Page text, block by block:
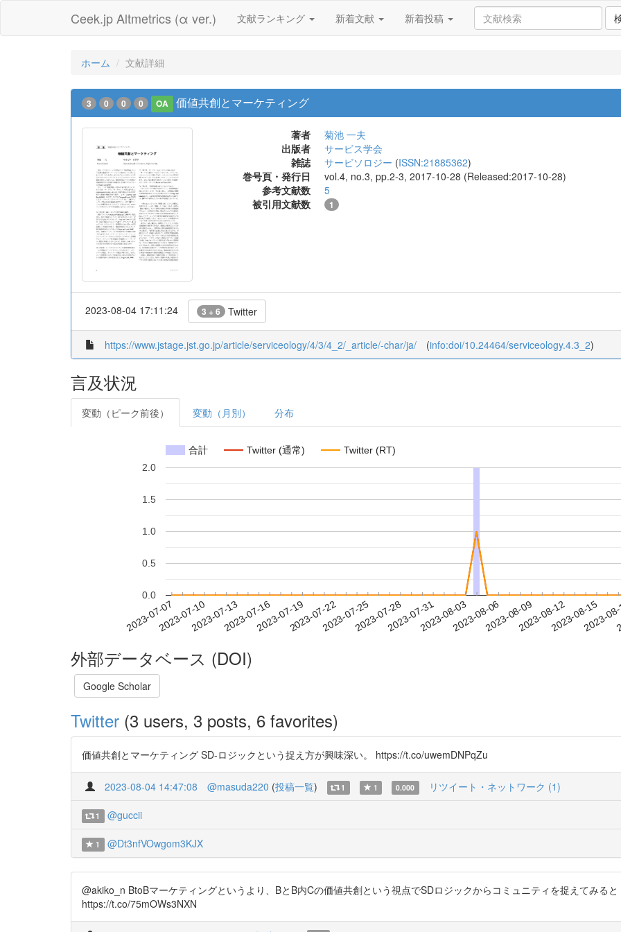
Ceek.jp Altmetrics (α ver.) 文献ランキング 新着文献 新着投稿
ホーム 文献詳細
3 0 0 0 OA 価値共創とマーケティング
著者
菊池 一夫
出版者
サービス学会
雑誌
サービソロジー (ISSN:21885362)
巻号頁・発行日
vol.4, no.3, pp.2-3, 2017-10-28 (Released:2017-10-28)
参考文献数
5
被引用文献数
1
2023-08-04 17:11:24 3 + 6 Twitter
https://www.jstage.jst.go.jp/article/serviceology/4/3/4_2/_article/-char/ja/ (info:doi/10.24464/serviceology.4.3_2)
言及状況
変動（ピーク前後） 変動（月別） 分布
合計 Twitter (通常) Twitter (RT)
2023-07-072023-07-102023-07-132023-07-162023-07-192023-07-222023-07-252023-07-282023-07-312023-08-032023-08-062023-08-092023-08-122023-08-15
2023-
0.0
0.5
1.0
1.5
2.0
外部データベース (DOI)
Google Scholar
Twitter (3 users, 3 posts, 6 favorites)
価値共創とマーケティング SD-ロジックという捉え方が興味深い。 https://t.co/uwemDNPqZu
2023-08-04 14:47:08 @masuda220 (投稿一覧) 1 1 0.000 リツイート・ネットワーク (1)
1 @guccii
1 @Dt3nfVOwgom3KJX
@akiko_n BtoBマーケティングというより、BとB内Cの価値共創という視点でSDロジックからコミュニティを捉えてみると
https://t.co/75mOWs3NXN